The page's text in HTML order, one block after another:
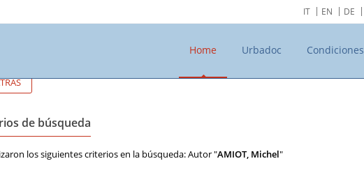
IT EN DE
Home Urbadoc Condiciones
de búsqueda
los siguientes criterios en la búsqueda: Autor "AMIOT, Michel"